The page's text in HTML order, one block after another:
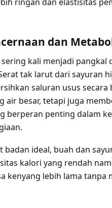
dan
kali menjadi pangkal
tak larut dari sayuran
saluran usus secara
air besar, tetapi juga
berperan penting dalam
badan ideal, buah dan
kalori yang rendah
kenyang lebih lama tanpa